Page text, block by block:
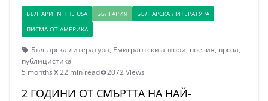
БЪЛГАРИ IN THE USA БЪЛГАРИЯ
БЪЛГАРСКА ЛИТЕРАТУРА
ПИСМА ОТ АМЕРИКА
Българска литература, Емигрантски автори, поезия, проза,
публицистика
5 months
22 min read 2072 Views
2 ГОДИНИ ОТ СМЪРТТА НА НАЙ-